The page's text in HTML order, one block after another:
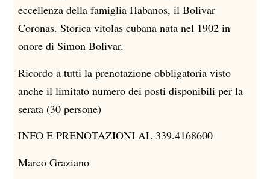
eccellenza della famiglia Habanos, il Bolivar
Coronas. Storica vitolas cubana nata nel 1902 in
onore di Simon Bolivar.
Ricordo a tutti la prenotazione obbligatoria visto
anche il limitato numero dei posti disponibili per la
serata (30 persone)
INFO E PRENOTAZIONI AL 339.4168600
Marco Graziano